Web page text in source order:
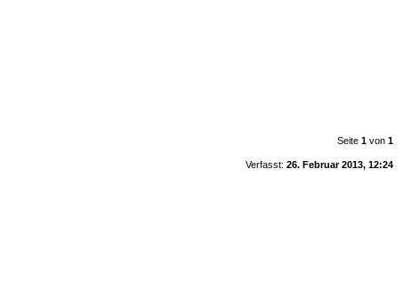
Seite 1von 1
Verfasst: 26. Februar 2013, 12:24